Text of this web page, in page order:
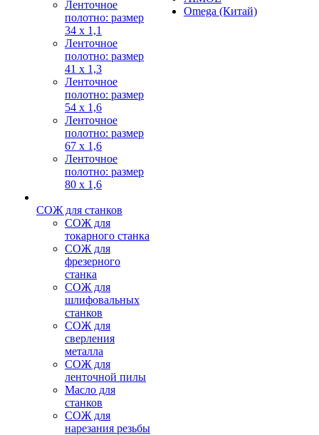
Ленточное
полотно: размер
34 х 1,1
Ленточное
полотно: размер
41 х 1,3
Ленточное
полотно: размер
54 х 1,6
Ленточное
полотно: размер
67 х 1,6
Ленточное
полотно: размер
80 х 1,6
СОЖ для станков
СОЖ для
токарного станка
СОЖ для
фрезерного
станка
СОЖ для
шлифовальных
станков
СОЖ для
сверления
металла
СОЖ для
ленточной пилы
Масло для
станков
СОЖ для
нарезания резьбы
Omega (Китай)